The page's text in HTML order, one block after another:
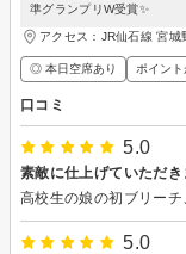
準グランプリW受賞✨
アクセス：JR仙石線 宮城
◎ 本日空席あり ポイン
口コミ
5.0
素敵に仕上げていただき
5.0